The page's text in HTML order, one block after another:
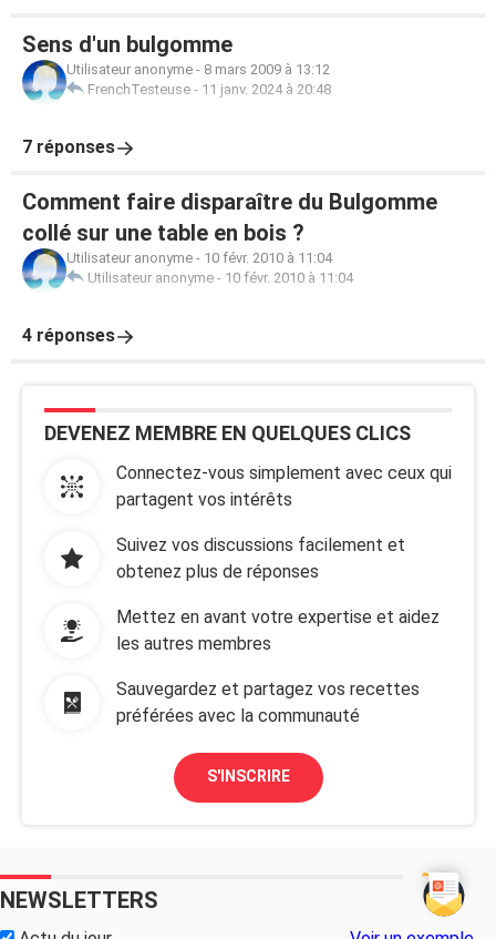
Sens d'un bulgomme
Utilisateur anonyme - 8 mars 2009 à 13:12
FrenchTesteuse - 11 janv. 2024 à 20:48
7 réponses
Comment faire disparaître du Bulgomme
collé sur une table en bois ?
Utilisateur anonyme - 10 févr. 2010 à 11:04
Utilisateur anonyme - 10 févr. 2010 à 11:04
4 réponses
DEVENEZ MEMBRE EN QUELQUES CLICS
Connectez-vous simplement avec ceux qui
partagent vos intérêts
Suivez vos discussions facilement et
obtenez plus de réponses
Mettez en avant votre expertise et aidez
les autres membres
Sauvegardez et partagez vos recettes
préférées avec la communauté
S'INSCRIRE
NEWSLETTERS